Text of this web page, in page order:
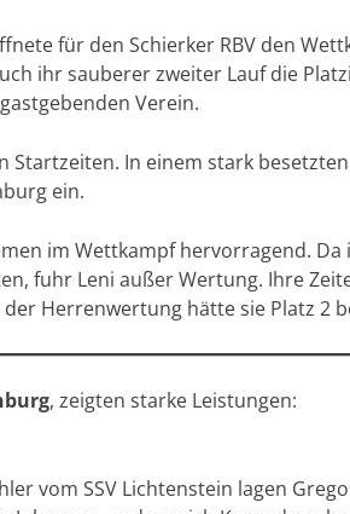
für den Schierker RBV den
ihr sauberer zweiter Lauf die
Verein.
Startzeiten. In einem stark
ein.
im Wettkampf hervorragend.
fuhr Leni außer Wertung. Ihre
Herrenwertung hätte sie Platz 2
, zeigten starke Leistungen:
vom SSV Lichtenstein lagen